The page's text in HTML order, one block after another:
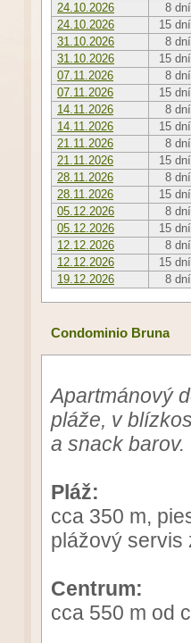
24.10.2026
8 dní
24.10.2026
15 dní
31.10.2026
8 dní
31.10.2026
15 dní
07.11.2026
8 dní
07.11.2026
15 dní
14.11.2026
8 dní
14.11.2026
15 dní
21.11.2026
8 dní
21.11.2026
15 dní
28.11.2026
8 dní
28.11.2026
15 dní
05.12.2026
8 dní
05.12.2026
15 dní
12.12.2026
8 dní
12.12.2026
15 dní
19.12.2026
8 dní
Condominio Bruna
Apartmánový
pláže, v
a snack barov.
Pláž:
cca 350 m,
plážový servis
Centrum:
cca 550 m od